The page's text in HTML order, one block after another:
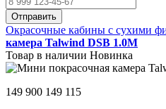
Отправить
Окрасочные кабины с сухими
камера Talwind DSB 1.0M
Товар в наличии Новинка
149 900 149 115